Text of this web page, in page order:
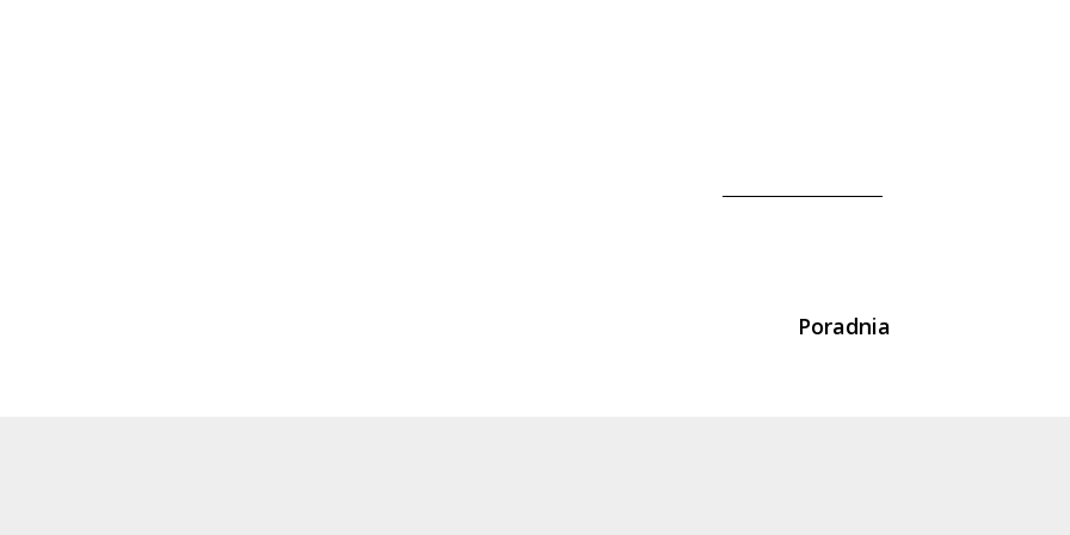
Poradnia